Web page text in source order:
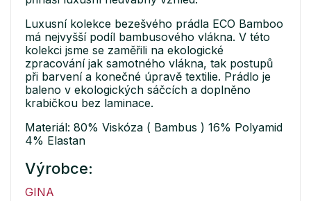
Luxusní kolekce bezešvého prádla ECO Bamboo
má nejvyšší podíl bambusového vlákna. V této
kolekci jsme se zaměřili na ekologické
zpracování jak samotného vlákna, tak postupů
při barvení a konečné úpravě textilie. Prádlo je
baleno v ekologických sáčcích a doplněno
krabičkou bez laminace.
Materiál: 80% Viskóza ( Bambus ) 16% Polyamid
4% Elastan
Výrobce:
GINA